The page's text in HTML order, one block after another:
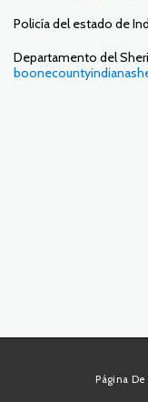
Policía del estado de
Departamento del
Página